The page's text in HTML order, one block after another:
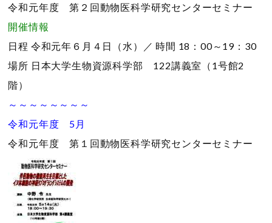
令和元年度 第２回動物医科学研究センターセミナー
開催情報
日程 令和元年６月４日（水）／ 時間 18：00～19：30
場所 日本大学生物資源科学部 122講義室（1号館2
階）
～～～～～～～～
令和元年度 5月
令和元年度 第１回動物医科学研究センターセミナー